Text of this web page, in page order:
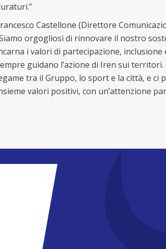
Castellone (Direttore
orgogliosi di rinnovare il nostro
i valori di partecipazione, inclusione
guidano l’azione di Iren sui
tra il Gruppo, lo sport e la città, e
valori positivi, con un’attenzione